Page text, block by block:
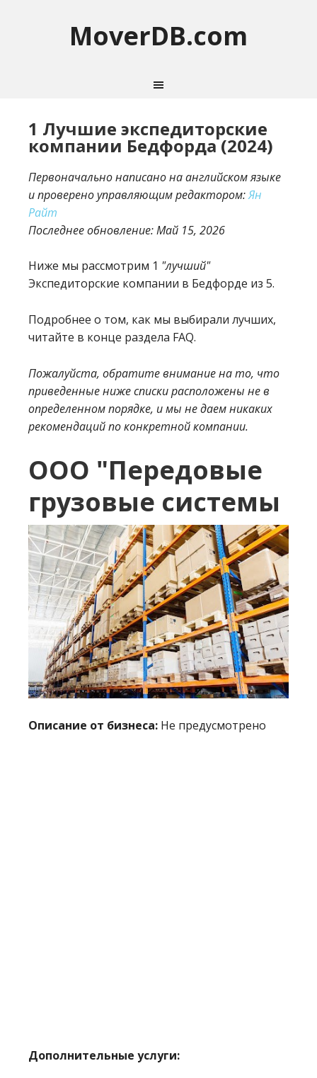
MoverDB.com
1 Лучшие экспедиторские
компании Бедфорда (2024)
Первоначально написано на английском языке
и проверено управляющим редактором:Ян
Райт
Последнее обновление:Май 15, 2026
Ниже мы рассмотрим 1 "лучший"
Экспедиторские компании в Бедфорде из 5.
Подробнее о том, как мы выбирали лучших,
читайте в конце раздела FAQ.
Пожалуйста, обратите внимание на то, что
приведенные ниже списки расположены не в
определенном порядке, и мы не даем никаких
рекомендаций по конкретной компании.
ООО "Передовые
грузовые системы
Описание от бизнеса: Не предусмотрено
Дополнительные услуги: